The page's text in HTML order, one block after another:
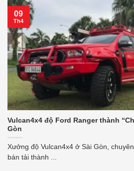
Vulcan4x4 độ Ford Ranger thành
Gòn
Xưởng độ Vulcan4x4 ở Sài Gòn,
bán tải thành ...
09
Th4